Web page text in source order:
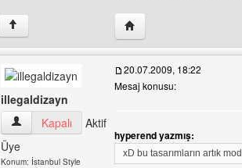
↑ Yazarın web sitesini
illegaldizayn
illegaldizayn Kullanıcının profilini görüntüle
Kapalı
Aktif
Üye
Konum: İstanbul Style
20.07.2009, 18:22
Mesaj konusu:
hyperend yazmış:
xD bu tasarımların artık